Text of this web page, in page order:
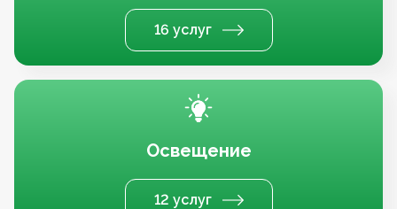
16 услуг
Освещение
12 услуг